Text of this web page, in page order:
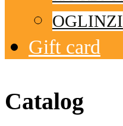
OGLINZI
Gift card
Catalog